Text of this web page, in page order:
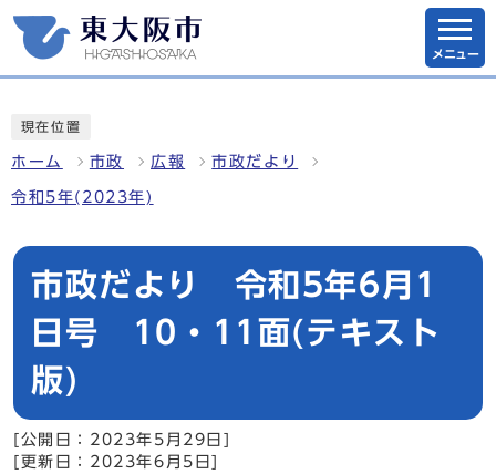
メニュー
現在位置
ホーム 市政 広報 市政だより
令和5年(2023年)
市政だより 令和5年6月1
日号 10・11面(テキスト
版)
[公開日：2023年5月29日]
[更新日：2023年6月5日]